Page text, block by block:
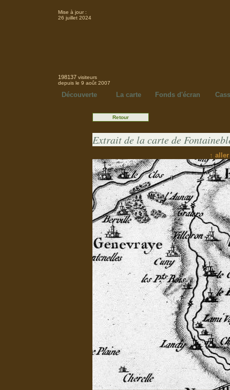
Mise à jour :
26 juillet 2024
198137 visiteurs
depuis le 9 août 2007
Découverte La carte Fonds d'écran
Retour
Extrait de la carte de
↑